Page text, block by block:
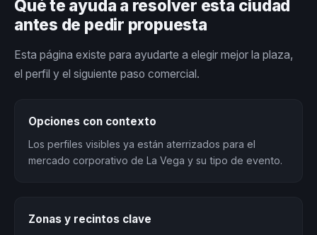
Qué te ayuda a resolver esta ciudad
antes de pedir propuesta
Esta página existe para ayudarte a elegir mejor la plaza,
el perfil y el siguiente paso comercial.
Opciones con contexto
Los perfiles visibles ya están aterrizados para el
mercado corporativo de La Vega y su tipo de evento.
Zonas y recintos clave